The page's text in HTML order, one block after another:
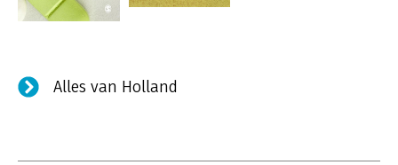
Alles van Holland